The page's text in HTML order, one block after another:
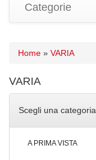
Categorie
Home » VARIA
VARIA
Scegli una categoria
A PRIMA VISTA